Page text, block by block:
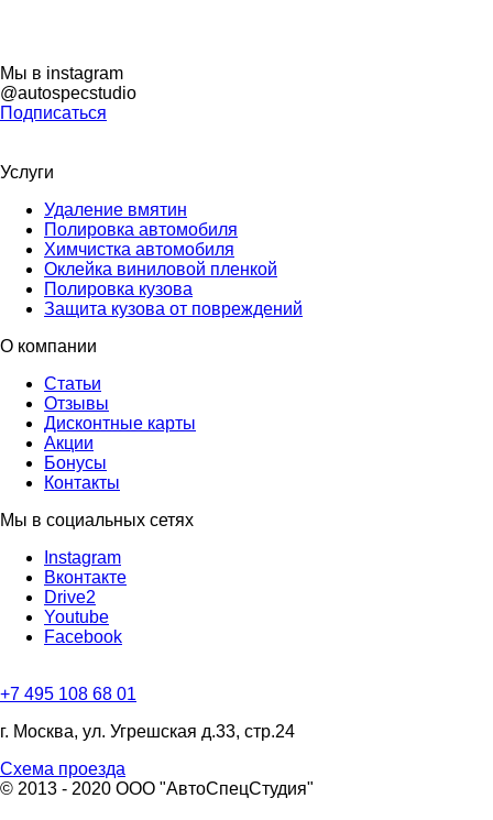
Мы в instagram
@autospecstudio
Подписаться
Услуги
Удаление вмятин
Полировка автомобиля
Химчистка автомобиля
Оклейка виниловой пленкой
Полировка кузова
Защита кузова от повреждений
О компании
Статьи
Отзывы
Дисконтные карты
Акции
Бонусы
Контакты
Мы в социальных сетях
Instagram
Вконтакте
Drive2
Youtube
Facebook
+7 495 108 68 01
г. Москва, ул. Угрешская д.33, стр.24
Схема проезда
© 2013 - 2020 ООО "АвтоСпецСтудия"